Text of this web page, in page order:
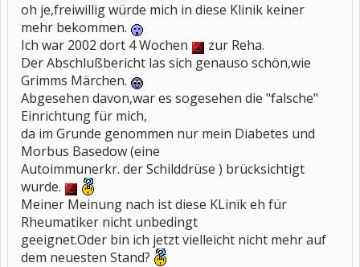
oh je,freiwillig würde mich in diese Klinik keiner
mehr bekommen.
Ich war 2002 dort 4 Wochen
zur Reha.
Der Abschlußbericht las sich genauso schön,wie
Grimms Märchen.
Abgesehen davon,war es sogesehen die "falsche"
Einrichtung für mich,
da im Grunde genommen nur mein Diabetes und
Morbus Basedow (eine
Autoimmunerkr. der Schilddrüse ) brücksichtigt
wurde.
Meiner Meinung nach ist diese KLinik eh für
Rheumatiker nicht unbedingt
geeignet.Oder bin ich jetzt vielleicht nicht mehr auf
dem neuesten Stand?